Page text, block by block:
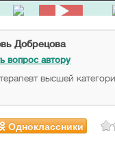
Добрецова
вопрос автору
высшей
Одноклассники